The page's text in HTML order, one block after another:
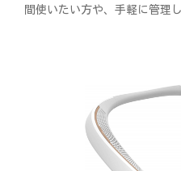
間使いたい方や、手軽に管理